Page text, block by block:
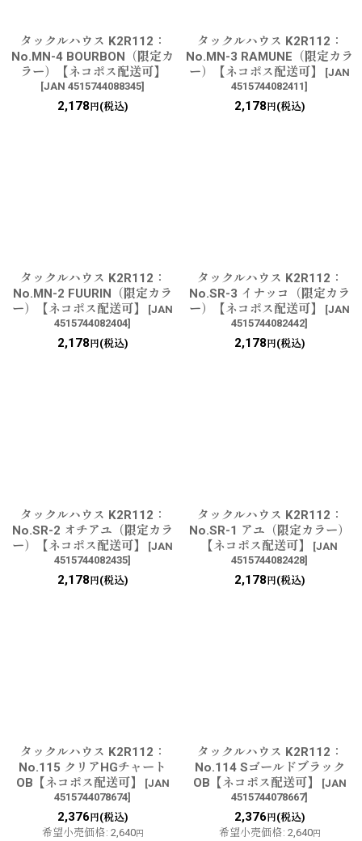
タックルハウス K2R112：
No.MN-4 BOURBON（限定カ
ラー）【ネコポス配送可】
[JAN 4515744088345]
2,178 円(税込)
タックルハウス K2R112：
No.MN-3 RAMUNE（限定カラ
ー）【ネコポス配送可】
[JAN
4515744082411]
2,178 円(税込)
タックルハウス K2R112：
No.MN-2 FUURIN（限定カラ
ー）【ネコポス配送可】
[JAN
4515744082404]
2,178 円(税込)
タックルハウス K2R112：
No.SR-3 イナッコ（限定カラ
ー）【ネコポス配送可】
[JAN
4515744082442]
2,178 円(税込)
タックルハウス K2R112：
No.SR-2 オチアユ（限定カラ
ー）【ネコポス配送可】
[JAN
4515744082435]
2,178 円(税込)
タックルハウス K2R112：
No.SR-1 アユ（限定カラー）
【ネコポス配送可】
[JAN
4515744082428]
2,178 円(税込)
タックルハウス K2R112：
No.115 クリアHGチャート
OB【ネコポス配送可】
[JAN
4515744078674]
2,376 円(税込)
希望小売価格: 2,640円
タックルハウス K2R112：
No.114 Sゴールドブラック
OB【ネコポス配送可】
[JAN
4515744078667]
2,376 円(税込)
希望小売価格: 2,640円